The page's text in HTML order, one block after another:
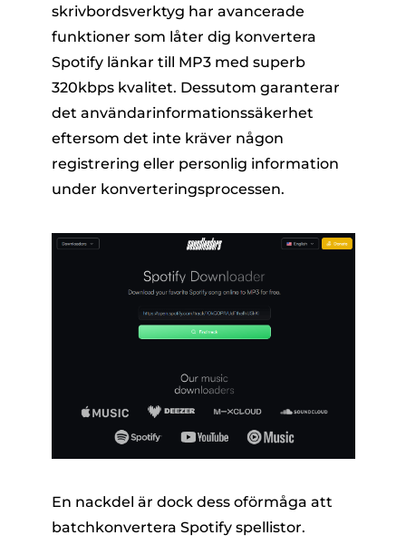
skrivbordsverktyg har avancerade
funktioner som låter dig konvertera
Spotify länkar till MP3 med superb
320kbps kvalitet. Dessutom garanterar
det användarinformationssäkerhet
eftersom det inte kräver någon
registrering eller personlig information
under konverteringsprocessen.
En nackdel är dock dess oförmåga att
batchkonvertera Spotify spellistor.